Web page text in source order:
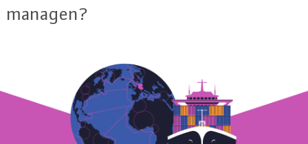
managen?